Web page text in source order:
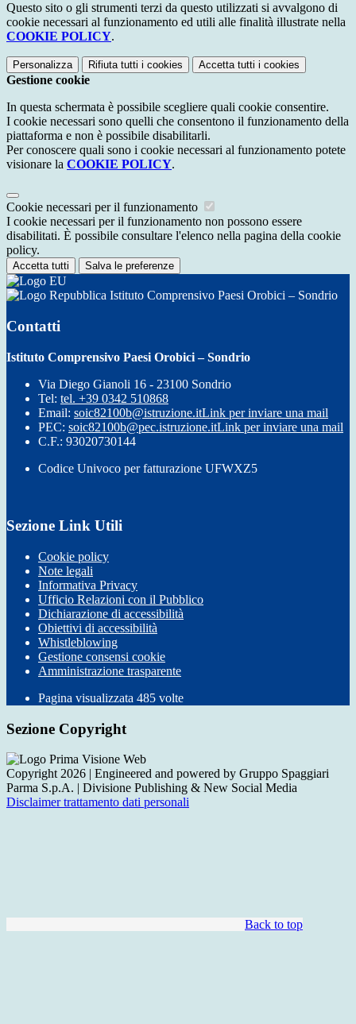
Questo sito o gli strumenti terzi da questo utilizzati si avvalgono di
cookie necessari al funzionamento ed utili alle finalità illustrate nella
COOKIE POLICY.
Personalizza Rifiuta tutti i cookies Accetta tutti i cookies
Gestione cookie
In questa schermata è possibile scegliere quali cookie consentire.
I cookie necessari sono quelli che consentono il funzionamento della
piattaforma e non è possibile disabilitarli.
Per conoscere quali sono i cookie necessari al funzionamento potete
visionare la COOKIE POLICY.
Cookie necessari per il funzionamento
I cookie necessari per il funzionamento non possono essere
disabilitati. È possibile consultare l'elenco nella pagina della cookie
policy.
Accetta tutti Salva le preferenze
Istituto Comprensivo Paesi Orobici – Sondrio
Contatti
Istituto Comprensivo Paesi Orobici – Sondrio
Via Diego Gianoli 16 - 23100 Sondrio
Tel: tel. +39 0342 510868
Email: soic82100b@istruzione.itLink per inviare una mail
PEC: soic82100b@pec.istruzione.itLink per inviare una mail
C.F.: 93020730144
Codice Univoco per fatturazione UFWXZ5
Sezione Link Utili
Cookie policy
Note legali
Informativa Privacy
Ufficio Relazioni con il Pubblico
Dichiarazione di accessibilità
Obiettivi di accessibilità
Whistleblowing
Gestione consensi cookie
Amministrazione trasparente
Pagina visualizzata 485 volte
Sezione Copyright
Copyright 2026 | Engineered and powered by Gruppo Spaggiari
Parma S.p.A. | Divisione Publishing & New Social Media
Disclaimer trattamento dati personali
Back to top